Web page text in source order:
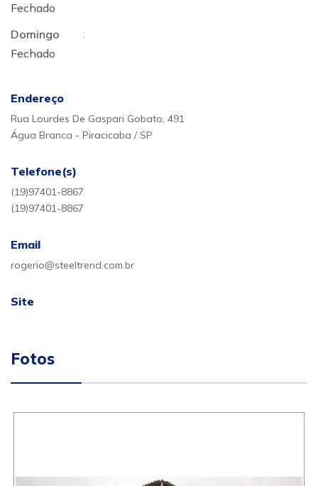
Fechado
Domingo
:
Fechado
Endereço
Rua Lourdes De Gaspari Gobato, 491
Água Branca - Piracicaba / SP
Telefone(s)
(19)97401-8867
(19)97401-8867
Email
rogerio@steeltrend.com.br
Site
Fotos